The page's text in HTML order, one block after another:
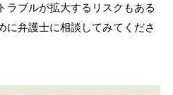
ラブルが拡大するリスクもある
に弁護士に相談してみてくださ